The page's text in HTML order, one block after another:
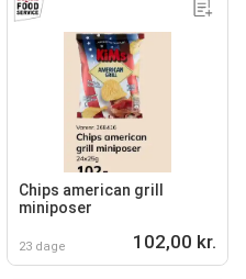
Chips american grill
miniposer
23 dage 102,00 kr.